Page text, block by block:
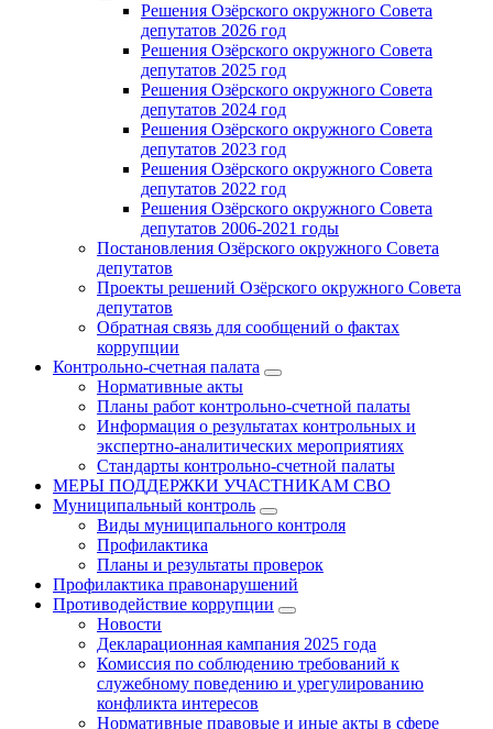
Решения Озёрского окружного Совета
депутатов 2026 год
Решения Озёрского окружного Совета
депутатов 2025 год
Решения Озёрского окружного Совета
депутатов 2024 год
Решения Озёрского окружного Совета
депутатов 2023 год
Решения Озёрского окружного Совета
депутатов 2022 год
Решения Озёрского окружного Совета
депутатов 2006-2021 годы
Постановления Озёрского окружного Совета
депутатов
Проекты решений Озёрского окружного Совета
депутатов
Обратная связь для сообщений о фактах
коррупции
Контрольно-счетная палата
Нормативные акты
Планы работ контрольно-счетной палаты
Информация о результатах контрольных и
экспертно-аналитических мероприятиях
Стандарты контрольно-счетной палаты
МЕРЫ ПОДДЕРЖКИ УЧАСТНИКАМ СВО
Муниципальный контроль
Виды муниципального контроля
Профилактика
Планы и результаты проверок
Профилактика правонарушений
Противодействие коррупции
Новости
Декларационная кампания 2025 года
Комиссия по соблюдению требований к
служебному поведению и урегулированию
конфликта интересов
Нормативные правовые и иные акты в сфере